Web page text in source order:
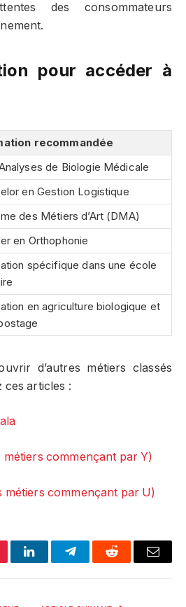
des consommateurs
pour accéder à
recommandée
de Biologie Médicale
en Gestion Logistique
des Métiers d’Art (DMA)
en Orthophonie
spécifique dans une école
en agriculture biologique et
d’autres métiers classés
ces articles :
métiers commençant par Y)
métiers commençant par U)
LinkedInTelegramReddit Email